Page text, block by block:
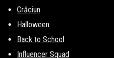
Crăciun
Halloween
Back to School
Influencer Squad